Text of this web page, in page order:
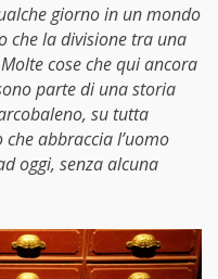
giorno in un mondo
che la divisione tra una
cose che qui ancora
parte di una storia
su tutta
abbraccia l’uomo
oggi, senza alcuna